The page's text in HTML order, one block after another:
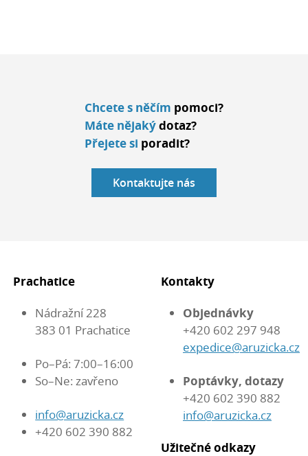
Chcete s něčím pomoci?
Máte nějakýdotaz?
Přejete si poradit?
Kontaktujte nás
Prachatice
Nádražní 228
383 01 Prachatice
Po–Pá: 7:00–16:00
So–Ne: zavřeno
info@aruzicka.cz
+420 602 390 882
Kontakty
Objednávky
+420 602 297 948
expedice@aruzicka.cz
Poptávky, dotazy
+420 602 390 882
info@aruzicka.cz
Užitečné odkazy